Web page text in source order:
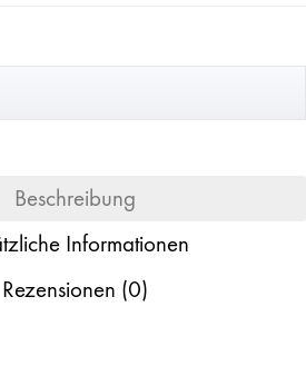
Beschreibung
Informationen
Rezensionen (0)